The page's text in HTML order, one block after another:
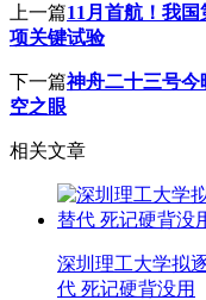
上一篇11月首航！我
项关键试验
下一篇神舟二十三号
空之眼
相关文章
深圳理工大学拟
代 死记硬背没用